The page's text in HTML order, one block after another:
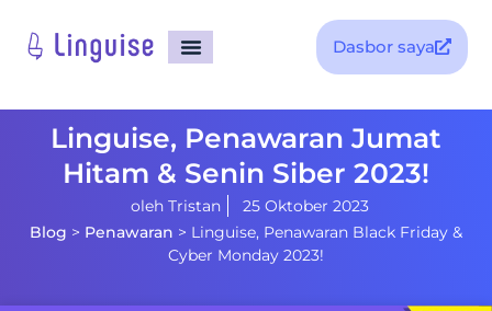
Dasbor saya
Linguise, Penawaran Jumat
Hitam & Senin Siber 2023!
oleh Tristan
25 Oktober 2023
Blog > Penawaran > Linguise, Penawaran Black Friday &
Cyber ​​Monday 2023!